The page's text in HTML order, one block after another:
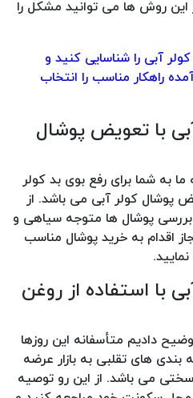
این روش ها می توانید مشکل را
آبی را شناسایی کنید و
مناسب را انتخاب
با تعویض پوشال
به شما برای رفع بوی بد کولر
پوشال کولر آبی می باشد. از
بررسی پوشال ها متوجه سیاهی و
اقدام به خرید پوشال مناسب
با استفاده از روغن
دادیم متأسفانه این روزها
های تقلبی به بازار عرضه
می باشد. از این رو توصیه